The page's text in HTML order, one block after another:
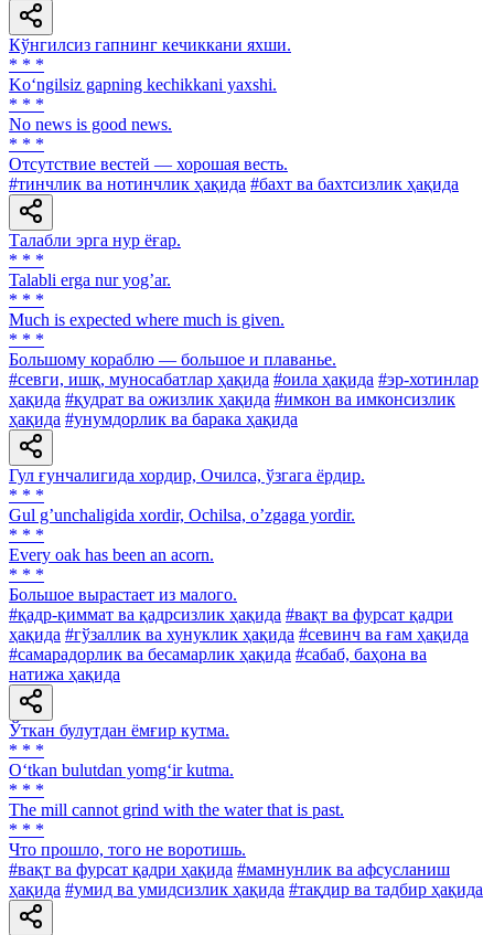
Кўнгилсиз гапнинг кечиккани яхши.
* * *
Ko‘ngilsiz gapning kechikkani yaxshi.
* * *
No news is good news.
* * *
Отсутствие вестей — хорошая весть.
#тинчлик ва нотинчлик ҳақида #бахт ва бахтсизлик ҳақида
Талабли эрга нур ёғар.
* * *
Talabli erga nur yogʼar.
* * *
Much is expected where much is given.
* * *
Большому кораблю — большое и плаванье.
#севги, ишқ, муносабатлар ҳақида #оила ҳақида #эр-хотинлар
ҳақида #қудрат ва ожизлик ҳақида #имкон ва имконсизлик
ҳақида #унумдорлик ва барака ҳақида
Гул ғунчалигида хордир, Очилса, ўзгага ёрдир.
* * *
Gul gʼunchaligida xordir, Ochilsa, oʼzgaga yordir.
* * *
Every oak has been an acorn.
* * *
Большое вырастает из малого.
#қадр-қиммат ва қадрсизлик ҳақида #вақт ва фурсат қадри
ҳақида #гўзаллик ва хунуклик ҳақида #севинч ва ғам ҳақида
#самарадорлик ва бесамарлик ҳақида #сабаб, баҳона ва
натижа ҳақида
Ўткан булутдан ёмғир кутма.
* * *
O‘tkan bulutdan yomg‘ir kutma.
* * *
The mill cannot grind with the water that is past.
* * *
Что прошло, того не воротишь.
#вақт ва фурсат қадри ҳақида #мамнунлик ва афсусланиш
ҳақида #умид ва умидсизлик ҳақида #тақдир ва тадбир ҳақида